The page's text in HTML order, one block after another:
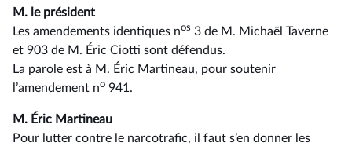
M. le président
Les amendements identiques nos 3 de M. Michaël Taverne
et 903 de M. Éric Ciotti sont défendus.
La parole est à M. Éric Martineau, pour soutenir
l’amendement no 941.
M. Éric Martineau
Pour lutter contre le narcotrafic, il faut s’en donner les